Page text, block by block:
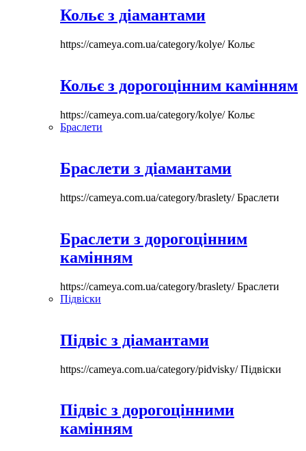
Кольє з діамантами
https://cameya.com.ua/category/kolye/Кольє
Кольє з дорогоцінним камінням
https://cameya.com.ua/category/kolye/Кольє
Браслети
Браслети з діамантами
https://cameya.com.ua/category/braslety/Браслети
Браслети з дорогоцінним
камінням
https://cameya.com.ua/category/braslety/Браслети
Підвіски
Підвіс з діамантами
https://cameya.com.ua/category/pidvisky/Підвіски
Підвіс з дорогоцінними
камінням